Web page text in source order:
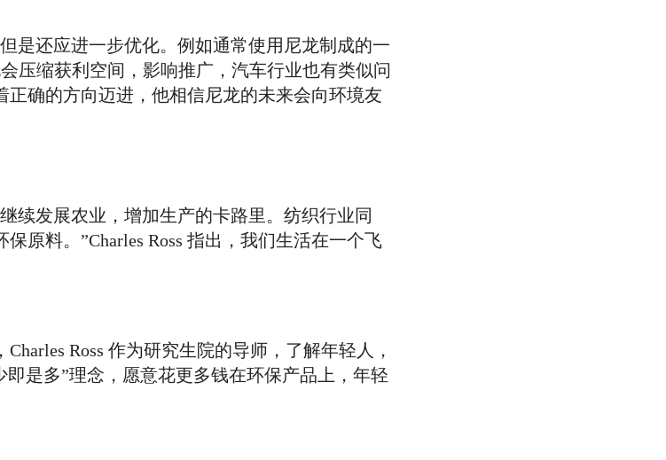
是还应进一步优化。例如通常使用尼龙制成的一
压缩获利空间，影响推广，汽车行业也有类似问
正确的方向迈进，他相信尼龙的未来会向环境友
续发展农业，增加生产的卡路里。纺织行业同
原料。”Charles Ross 指出，我们生活在一个飞
Ross 作为研究生院的导师，了解年轻人，
是多”理念，愿意花更多钱在环保产品上，年轻